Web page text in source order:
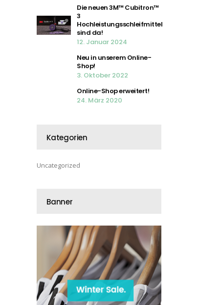
Die neuen 3M™ Cubitron™
3
Hochleistungsschleifmittel
sind da!
12. Januar 2024
Neu in unserem Online-
Shop!
3. Oktober 2022
Online-Shop erweitert!
24. März 2020
Kategorien
Uncategorized
Banner